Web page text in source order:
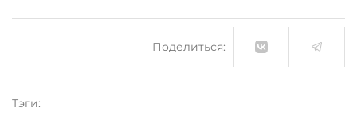
Поделиться:
Тэги: